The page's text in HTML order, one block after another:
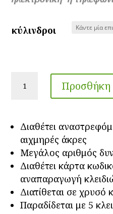
κύλινδροι
ΚΥΛΙΝΔΡΟΣ
ΑΣΦΑΛΕΙΑΣ
ΜΕ
ΠΡΟΚΑΘΟΡΙΣΜΕΝΟ
ΣΗΜΕΙΟ
ΚΟΠΗΣ
ποσότητα
Προσθήκη
Διαθέτει
αιχμηρές άκρες
Μεγάλος αριθμός
Διαθέτει κάρτα
αναπαραγωγή
Διατίθεται σε χρυσό
Παραδίδεται με 5